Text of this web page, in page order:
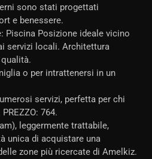
sono stati progettati
e benessere.
Piscina Posizione ideale vicino
servizi locali. Architettura
o per intrattenersi in un
servizi, perfetta per chi
764.
leggermente trattabile,
unica di acquistare una
zone più ricercate di Amelkiz.